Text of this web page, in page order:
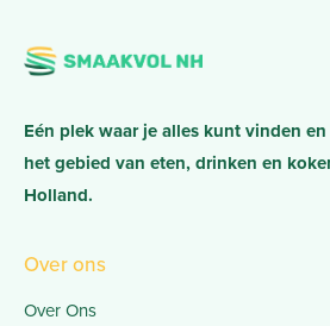
Eén plek waar je alles kunt vinden
het gebied van eten, drinken en
Holland.
Over ons
Over Ons